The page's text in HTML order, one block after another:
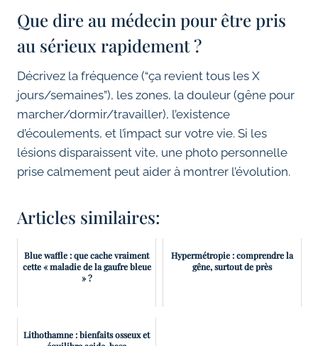
Que dire au médecin pour être pris
au sérieux rapidement ?
Décrivez la fréquence (“ça revient tous les X
jours/semaines”), les zones, la douleur (gêne pour
marcher/dormir/travailler), l’existence
d’écoulements, et l’impact sur votre vie. Si les
lésions disparaissent vite, une photo personnelle
prise calmement peut aider à montrer l’évolution.
Articles similaires:
Blue waffle : que cache vraiment
cette « maladie de la gaufre bleue
» ?
Hypermétropie : comprendre la
gêne, surtout de près
Lithothamne : bienfaits osseux et